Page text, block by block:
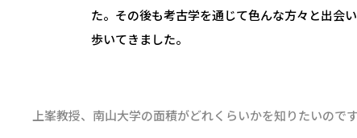
た。その後も考古学を通じて色んな方々と出会
歩いてきました。
上峯教授、南山大学の面積がどれくらいかを知りたいので